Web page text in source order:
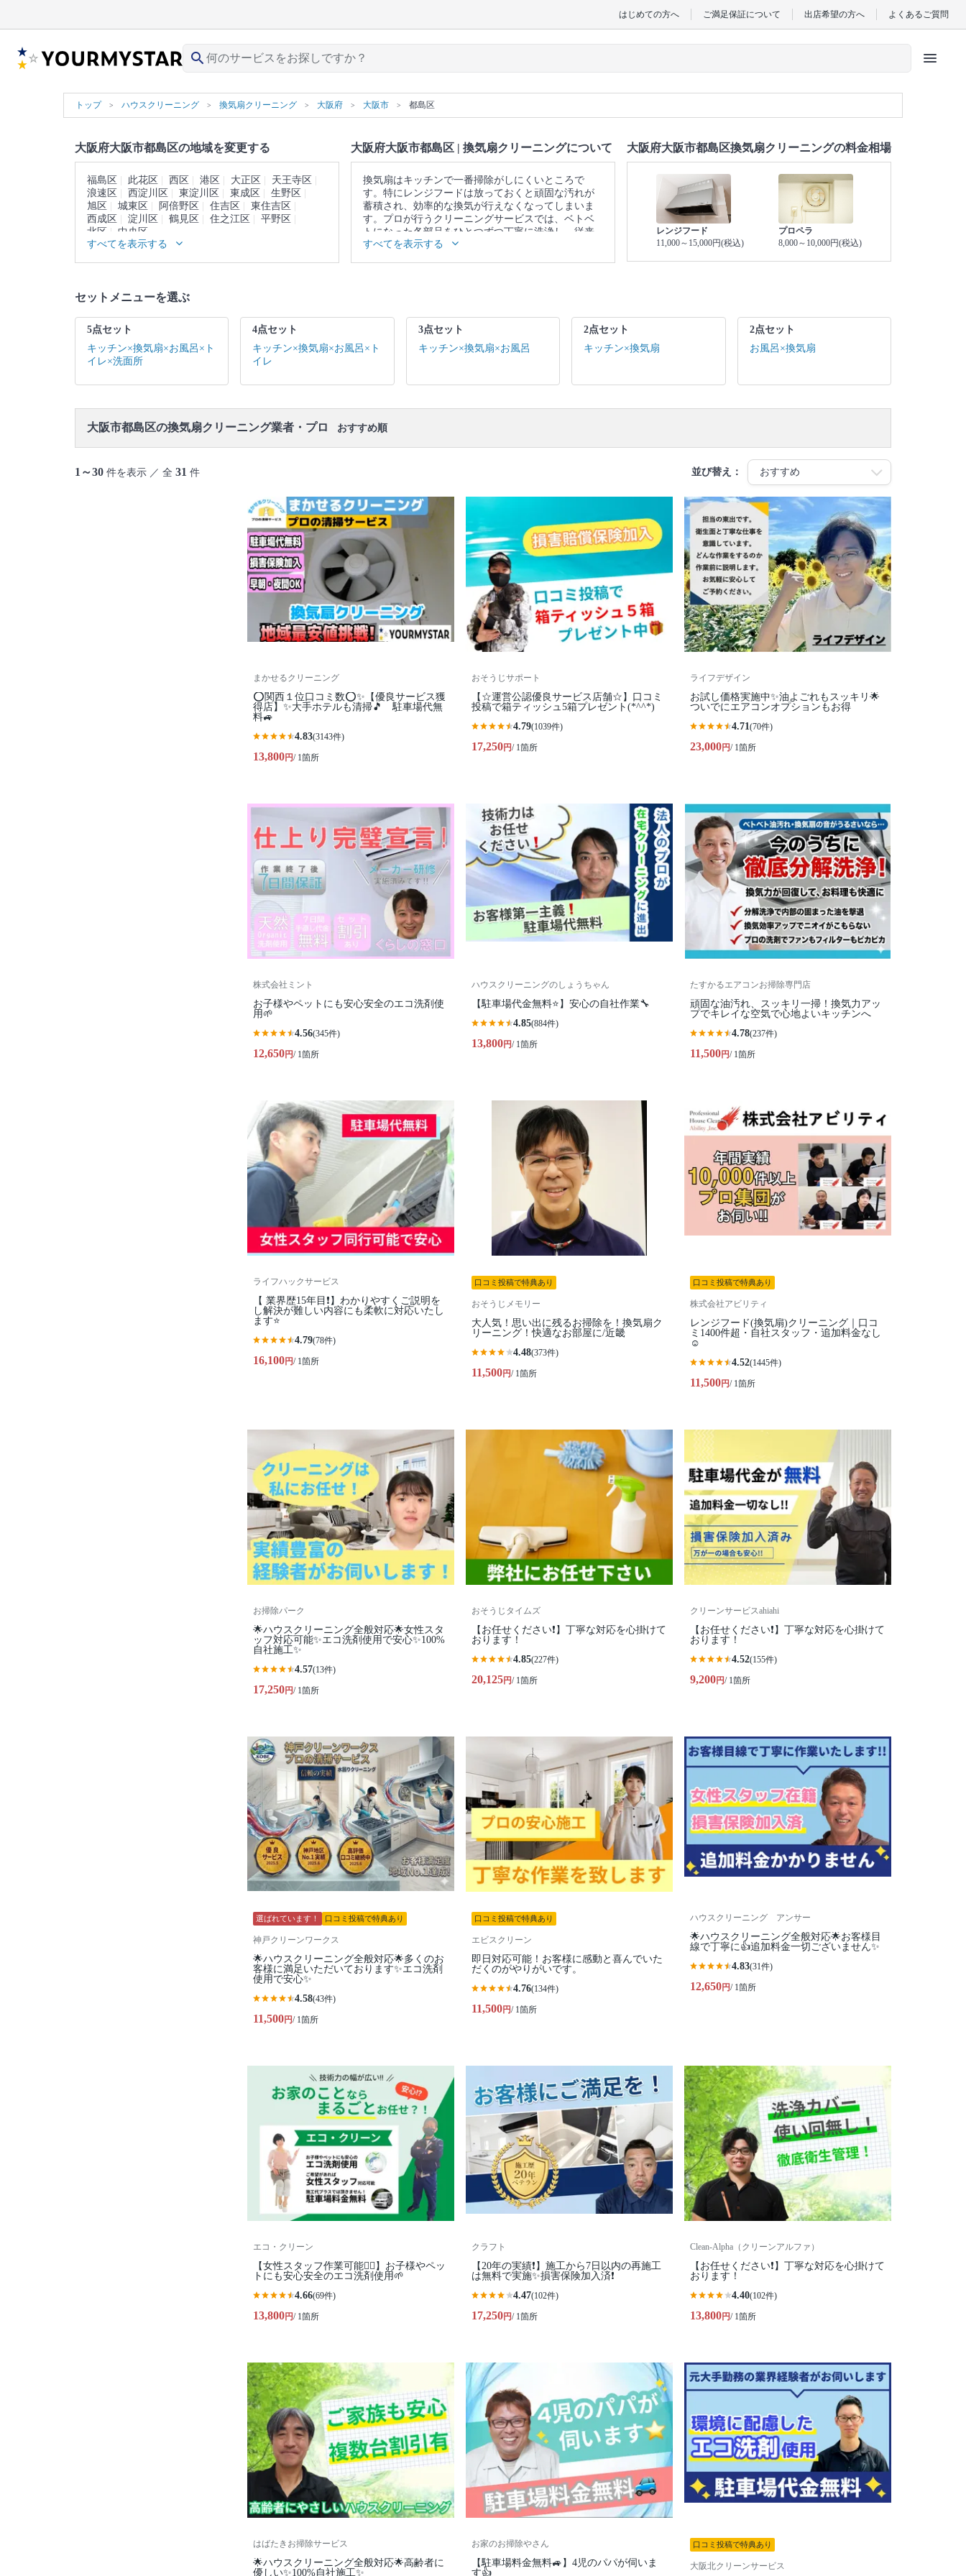
はじめての方へ ご満足保証について 出店希望の方へ よくあるご質問
search menu
トップ ハウスクリーニング 換気扇クリーニング 大阪府 大阪市 都島区
大阪府大阪市都島区の地域を変更する
福島区 此花区 西区 港区 大正区
天王寺区
浪速区
西淀川区 東淀川区 東成区
生野区
旭区
城東区 阿倍野区 住吉区
東住吉区
西成区
淀川区 鶴見区 住之江区
平野区
北区
中央区
すべてを表示する
大阪府大阪市都島区 | 換気扇クリーニングについて
換気扇はキッチンで一番掃除がしにくいところで
す。特にレンジフードは放っておくと頑固な汚れが
蓄積され、効率的な換気が行えなくなってしまいま
す。プロが行うクリーニングサービスでは、ベトベ
トになった各部品をひとつずつ丁寧に洗浄し、従来
の換気力を取り戻します。
▼表示価格に含まれる換気扇クリーニングの作業範
もご参照ください。
ります。
すべてを表示する
大阪府大阪市都島区換気扇クリーニングの料金相場
レンジフード
11,000～15,000円(税込)
プロペラ
8,000～10,000円(税込)
セットメニューを選ぶ
5点セット
キッチン×換気扇×お風呂×ト
イレ×洗面所
4点セット
キッチン×換気扇×お風呂×ト
イレ
3点セット
キッチン×換気扇×お風呂
2点セット
キッチン×換気扇
2点セット
お風呂×換気扇
大阪市都島区の換気扇クリーニング業者・プロ おすすめ順
1～30 件を表示 ／ 全 31 件 並び替え：
まかせるクリーニング
⭕関西１位口コミ数⭕✨【優良サービス獲
得店】✨大手ホテルも清掃🎵 駐車場代無
料🚙
4.83(3143件)
13,800円/ 1箇所
おそうじサポート
【☆運営公認優良サービス店舗☆】口コミ
投稿で箱ティッシュ5箱プレゼント(*^^*)
4.79(1039件)
17,250円/ 1箇所
ライフデザイン
お試し価格実施中✨油よごれもスッキリ🌟
ついでにエアコンオプションもお得
4.71(70件)
23,000円/ 1箇所
株式会社ミント
お子様やペットにも安心安全のエコ洗剤使
用🌱
4.56(345件)
12,650円/ 1箇所
ハウスクリーニングのしょうちゃん
【駐車場代金無料⭐️】安心の自社作業🔧
4.85(884件)
13,800円/ 1箇所
たすかるエアコンお掃除専門店
頑固な油汚れ、スッキリ一掃！換気力アッ
プでキレイな空気で心地よいキッチンへ
4.78(237件)
11,500円/ 1箇所
ライフハックサービス
【 業界歴15年目❗️】わかりやすくご説明を
し解決が難しい内容にも柔軟に対応いたし
ます⭐️
4.79(78件)
16,100円/ 1箇所
口コミ投稿で特典あり
おそうじメモリー
大人気！思い出に残るお掃除を！換気扇ク
リーニング！快適なお部屋に/近畿
4.48(373件)
11,500円/ 1箇所
口コミ投稿で特典あり
株式会社アビリティ
レンジフード(換気扇)クリーニング｜口コ
ミ1400件超・自社スタッフ・追加料金なし
☺️
4.52(1445件)
11,500円/ 1箇所
お掃除パーク
🌟ハウスクリーニング全般対応🌟女性スタ
ッフ対応可能✨エコ洗剤使用で安心✨100%
自社施工✨
4.57(13件)
17,250円/ 1箇所
おそうじタイムズ
【お任せください❗️】丁寧な対応を心掛けて
おります！
4.85(227件)
20,125円/ 1箇所
クリーンサービスahiahi
【お任せください❗️】丁寧な対応を心掛けて
おります！
4.52(155件)
9,200円/ 1箇所
選ばれています！ 口コミ投稿で特典あり
神戸クリーンワークス
🌟ハウスクリーニング全般対応🌟多くのお
客様に満足いただいております✨エコ洗剤
使用で安心✨
4.58(43件)
11,500円/ 1箇所
口コミ投稿で特典あり
エビスクリーン
即日対応可能！お客様に感動と喜んでいた
だくのがやりがいです。
4.76(134件)
11,500円/ 1箇所
ハウスクリーニング アンサー
🌟ハウスクリーニング全般対応🌟お客様目
線で丁寧に👍追加料金一切ございません✨
4.83(31件)
12,650円/ 1箇所
エコ・クリーン
【女性スタッフ作業可能🙆‍♀️】お子様やペッ
トにも安心安全のエコ洗剤使用🌱
4.66(69件)
13,800円/ 1箇所
クラフト
【20年の実績❗️】施工から7日以内の再施工
は無料で実施✨損害保険加入済❗️
4.47(102件)
17,250円/ 1箇所
Clean-Alpha（クリーンアルファ）
【お任せください❗️】丁寧な対応を心掛けて
おります！
4.40(102件)
13,800円/ 1箇所
はばたきお掃除サービス
🌟ハウスクリーニング全般対応🌟高齢者に
優しい✨100%自社施工✨
お家のお掃除やさん
【駐車場料金無料🚙】4児のパパが伺いま
す👍
口コミ投稿で特典あり
大阪北クリーンサービス